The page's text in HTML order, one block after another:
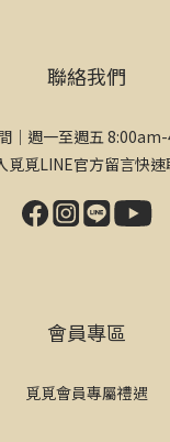
聯絡我們
｜週一至週五
覓覓LINE官方留言快
會員專區
覓覓會員專屬禮遇